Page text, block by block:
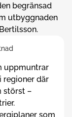
begränsad
utbyggnaden
uppmuntrar
regioner där
störst –
som